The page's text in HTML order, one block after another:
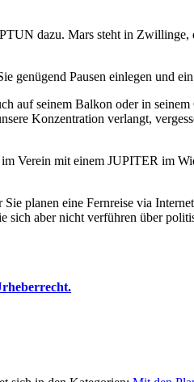
dazu. Mars steht in
genügend Pausen einlegen und
auf seinem Balkon oder in
Konzentration verlangt,
Verein mit einem JUPITER im
planen eine Fernreise via
aber nicht verführen über